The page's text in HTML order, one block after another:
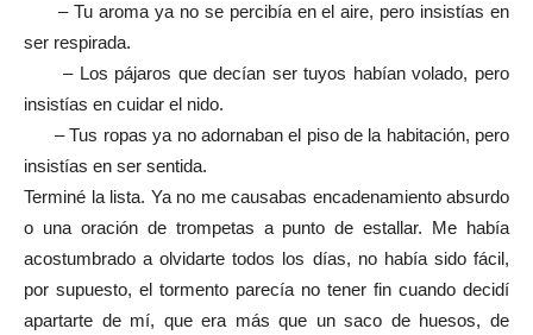
– Tu aroma ya no se percibía en el aire, pero insistías en
ser respirada.
– Los pájaros que decían ser tuyos habían volado, pero
insistías en cuidar el nido.
– Tus ropas ya no adornaban el piso de la habitación, pero
insistías en ser sentida.
Terminé la lista. Ya no me causabas encadenamiento absurdo
o una oración de trompetas a punto de estallar. Me había
acostumbrado a olvidarte todos los días, no había sido fácil,
por supuesto, el tormento parecía no tener fin cuando decidí
apartarte de mí, que era más que un saco de huesos, de